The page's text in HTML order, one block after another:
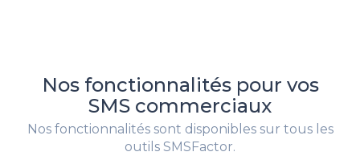
Nos fonctionnalités pour vos
SMS commerciaux
Nos fonctionnalités sont disponibles sur tous les
outils SMSFactor.